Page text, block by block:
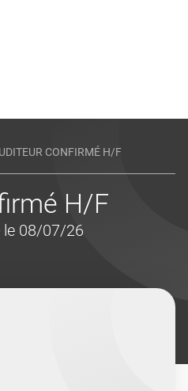
CONFIRMÉ H/F
H/F
le 08/07/26